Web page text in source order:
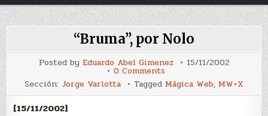
“Bruma”, por Nolo
Posted by Eduardo Abel Gimenez 15/11/2002
0 Commentson
“Bruma”,
por
Nolo
Sección: Jorge Varlotta Tagged Mágica Web, MW+X
[15/11/2002]